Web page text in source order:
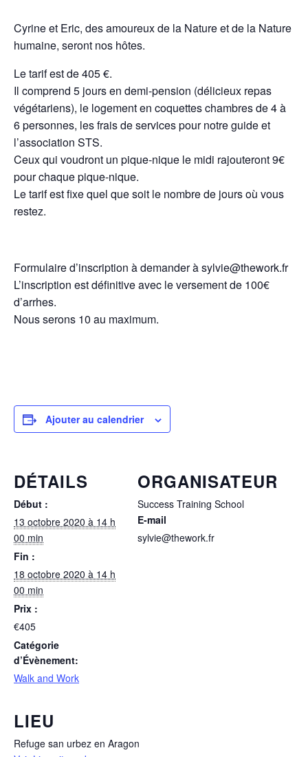
Cyrine et Eric, des amoureux de la Nature et de la Nature
humaine, seront nos hôtes.
Le tarif est de 405 €.
Il comprend 5 jours en demi-pension (délicieux repas
végétariens), le logement en coquettes chambres de 4 à
6 personnes, les frais de services pour notre guide et
l’association STS.
Ceux qui voudront un pique-nique le midi rajouteront 9€
pour chaque pique-nique.
Le tarif est fixe quel que soit le nombre de jours où vous
restez.
Formulaire d’inscription à demander à sylvie@thework.fr
L’inscription est définitive avec le versement de 100€
d’arrhes.
Nous serons 10 au maximum.
Ajouter au calendrier
DÉTAILS
Début :
13 octobre 2020 à 14 h
00 min
Fin :
18 octobre 2020 à 14 h
00 min
Prix :
€405
Catégorie
d’Évènement:
Walk and Work
ORGANISATEUR
Success Training School
E-mail
sylvie@thework.fr
LIEU
Refuge san urbez en Aragon